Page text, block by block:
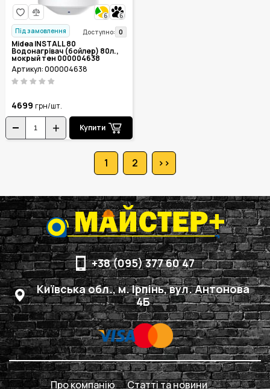
6
6
Під замовлення
Доступно: 0
Midea INSTALL 80
Водонагрівач (бойлер) 80л.,
мокрый тен 000004638
Артикул: 000004638
4699 грн/шт.
Купити
1 2 >>
+38 (095) 377 60 47
Київська обл., м. Ірпінь, вул. Антонова
4Б
Про компанію Статті та новини